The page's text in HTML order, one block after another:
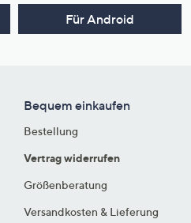
Für Android
Bequem einkaufen
Bestellung
Vertrag widerrufen
Größenberatung
Versandkosten & Lieferung